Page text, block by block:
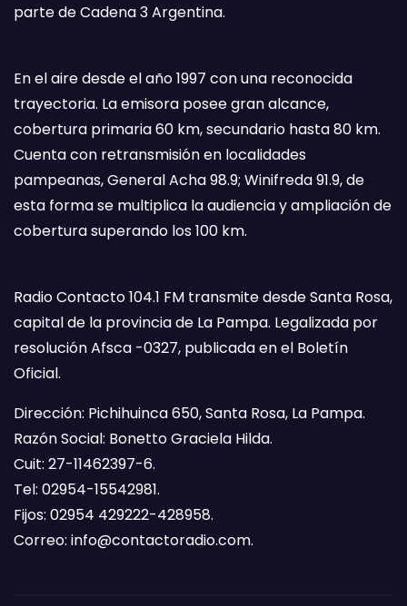
parte de Cadena 3 Argentina.
En el aire desde el año 1997 con una reconocida
trayectoria. La emisora posee gran alcance,
cobertura primaria 60 km, secundario hasta 80 km.
Cuenta con retransmisión en localidades
pampeanas, General Acha 98.9; Winifreda 91.9, de
esta forma se multiplica la audiencia y ampliación de
cobertura superando los 100 km.
Radio Contacto 104.1 FM transmite desde Santa Rosa,
capital de la provincia de La Pampa. Legalizada por
resolución Afsca -0327, publicada en el Boletín
Oficial.
Dirección: Pichihuinca 650, Santa Rosa, La Pampa.
Razón Social: Bonetto Graciela Hilda.
Cuit: 27-11462397-6.
Tel: 02954-15542981.
Fijos: 02954 429222-428958.
Correo: info@contactoradio.com.